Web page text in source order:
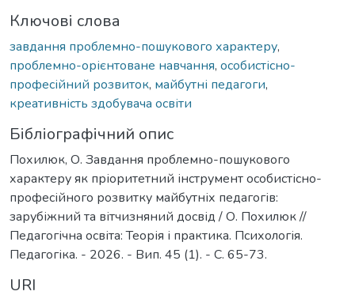
Ключові слова
завдання проблемно-пошукового характеру,
проблемно-орієнтоване навчання, особистісно-
професійний розвиток, майбутні педагоги,
креативність здобувача освіти
Бібліографічний опис
Похилюк, О. Завдання проблемно-пошукового
характеру як пріоритетний інструмент особистісно-
професійного розвитку майбутніх педагогів:
зарубіжний та вітчизняний досвід / О. Похилюк //
Педагогічна освіта: Теорія і практика. Психологія.
Педагогіка. - 2026. - Вип. 45 (1). - С. 65-73.
URI